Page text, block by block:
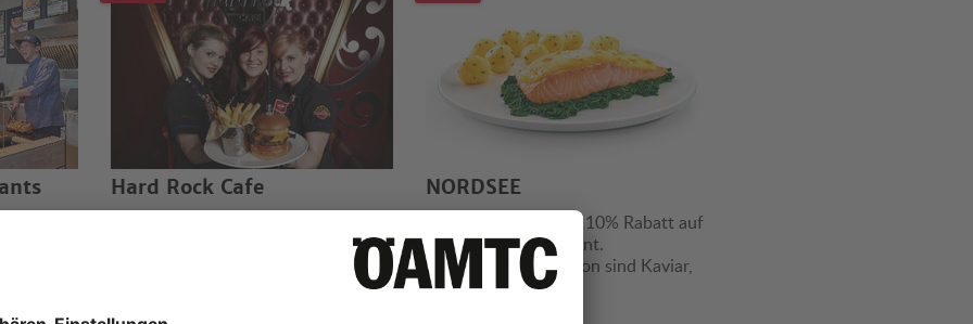
2026 -
von
Hard Rock Cafe NORDSEE
Ganzjähriger Vorteil: 10% Rabatt auf
das gesamte Sortiment.
Ausgenommen hiervon sind Kaviar,
Fremdmarken und …